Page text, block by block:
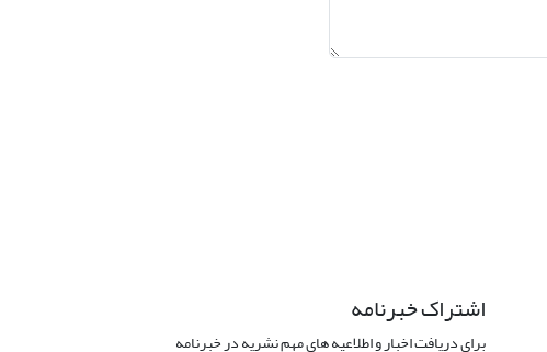
اشتراک خبرنامه
برای دریافت اخبار و اطلاعیه های مهم نشریه در خبرنامه